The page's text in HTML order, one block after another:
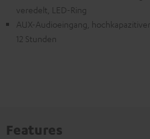
veredelt, LED-Ring
AUX-Audioeingang,
12 Stunden
Features